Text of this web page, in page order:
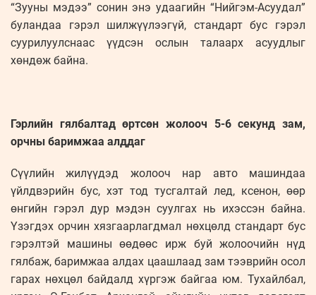
“Зууны мэдээ” сонин энэ удаагийн “Нийгэм-Aсуудал”
буландаа гэрэл шилжүүлээгүй, стандарт бус гэрэл
суурилуулснаас үүдсэн ослын талаарх асуудлыг
хөндөж байна.
Гэрлийн гялбалтад өртсөн жолооч 5-6 секунд зам,
орчны баримжаа алддаг
Сүүлийн жилүүдэд жолооч нар авто машиндаа
үйлдвэрийн бус, хэт тод тусгалтай лед, ксенон, өөр
өнгийн гэрэл дур мэдэн суулгах нь ихэссэн байна.
Үзэгдэх орчин хязгаарлагдмал нөхцөлд стандарт бус
гэрэлтэй машины өөдөөс ирж буй жолоочийн нүд
гялбаж, баримжаа алдах цаашлаад зам тээврийн осол
гарах нөхцөл байдалд хүргэж байгаа юм. Тухайлбал,